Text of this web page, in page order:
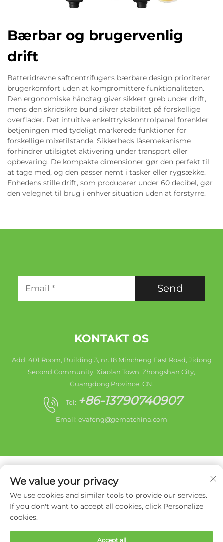
Bærbar og brugervenlig
drift
Batteridrevne saftcentrifugens bærbare design prioriterer
brugerkomfort uden at kompromittere funktionaliteten.
Den ergonomiske håndtag giver sikkert greb under drift,
mens den skridsikre bund sikrer stabilitet på forskellige
overflader. Det intuitive enkelttrykskontrolpanel forenkler
betjeningen med tydeligt markerede funktioner for
forskellige mixetilstande. Sikkerheds låsemekanisme
forhindrer utilsigtet aktivering under transport eller
opbevaring. De kompakte dimensioner gør den perfekt til
at tage med, og den passer nemt i tasker eller rygsække.
Enhedens stille drift, som producerer under 60 decibel, gør
den velegnet til brug i enhver situation uden at forstyrre.
Send
KONTAKT OS
Add: 401 Room, Building 3, nr. 18 Mincheng East Road, Jidong
Second Community, Xiaolan Town, Zhongshan City,
Guangdong Province, CN.
Tel: +86-13790740907
Email: evafeng@gematchina.com
Copyright © 2025 Zhongshan City HaiShang Electric
Appliances Co,. Ltd. Alle rettigheder forbeholdes. -
We value your privacy
We use cookies and similar tools to provide our services.
If you don't want to accept all cookies, click Personalize
cookies.
Accept all